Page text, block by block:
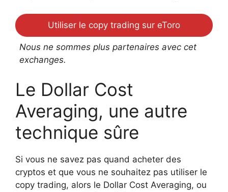
Utiliser le copy trading sur eToro
Nous ne sommes plus partenaires avec cet
exchanges.
Le Dollar Cost
Averaging, une autre
technique sûre
Si vous ne savez pas quand acheter des
cryptos et que vous ne souhaitez pas utiliser le
copy trading, alors le Dollar Cost Averaging, ou